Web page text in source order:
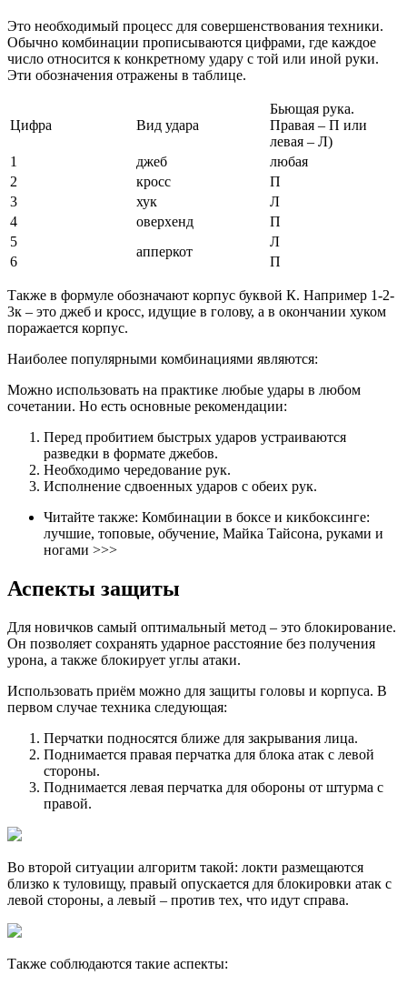
Это необходимый процесс для совершенствования техники.
Обычно комбинации прописываются цифрами, где каждое
число относится к конкретному удару с той или иной руки.
Эти обозначения отражены в таблице.
Цифра Вид удара
Бьющая рука.
Правая – П или
левая – Л)
1
джеб
любая
2
кросс
П
3
хук
Л
4
оверхенд
П
5
апперкот
Л
6
П
Также в формуле обозначают корпус буквой К. Например 1-2-
3к – это джеб и кросс, идущие в голову, а в окончании хуком
поражается корпус.
Наиболее популярными комбинациями являются:
Можно использовать на практике любые удары в любом
сочетании. Но есть основные рекомендации:
Перед пробитием быстрых ударов устраиваются
разведки в формате джебов.
Необходимо чередование рук.
Исполнение сдвоенных ударов с обеих рук.
Читайте также: Комбинации в боксе и кикбоксинге:
лучшие, топовые, обучение, Майка Тайсона, руками и
ногами >>>
Аспекты защиты
Для новичков самый оптимальный метод – это блокирование.
Он позволяет сохранять ударное расстояние без получения
урона, а также блокирует углы атаки.
Использовать приём можно для защиты головы и корпуса. В
первом случае техника следующая:
Перчатки подносятся ближе для закрывания лица.
Поднимается правая перчатка для блока атак с левой
стороны.
Поднимается левая перчатка для обороны от штурма с
правой.
Во второй ситуации алгоритм такой: локти размещаются
близко к туловищу, правый опускается для блокировки атак с
левой стороны, а левый – против тех, что идут справа.
Также соблюдаются такие аспекты: